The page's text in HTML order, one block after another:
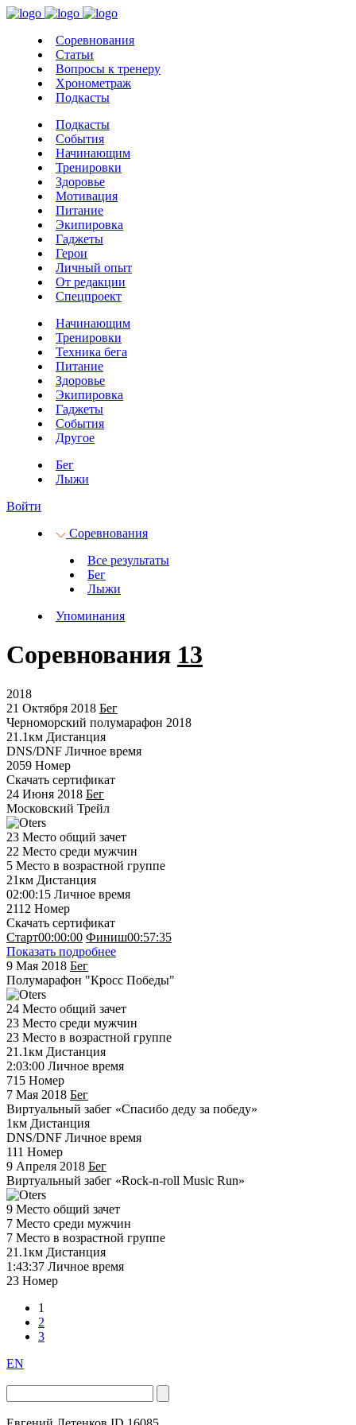
Соревнования
Статьи
Вопросы к тренеру
Хронометраж
Подкасты
Подкасты
События
Начинающим
Тренировки
Здоровье
Мотивация
Питание
Экипировка
Гаджеты
Герои
Личный опыт
От редакции
Спецпроект
Начинающим
Тренировки
Техника бега
Питание
Здоровье
Экипировка
Гаджеты
События
Другое
Бег
Лыжи
Войти
Соревнования
Все результаты
Бег
Лыжи
Упоминания
Соревнования 13
2018
21 Октября 2018 Бег
Черноморский полумарафон 2018
21.1км Дистанция
DNS/DNF Личное время
2059 Номер
Скачать сертификат
24 Июня 2018 Бег
Московский Трейл
23 Место общий зачет
22 Место среди мужчин
5 Место в возрастной группе
21км Дистанция
02:00:15 Личное время
2112 Номер
Скачать сертификат
Старт00:00:00 Финиш00:57:35
Показать подробнее
9 Мая 2018 Бег
Полумарафон "Кросс Победы"
24 Место общий зачет
23 Место среди мужчин
23 Место в возрастной группе
21.1км Дистанция
2:03:00 Личное время
715 Номер
7 Мая 2018 Бег
Виртуальный забег «Спасибо деду за победу»
1км Дистанция
DNS/DNF Личное время
111 Номер
9 Апреля 2018 Бег
Виртуальный забег «Rock-n-roll Music Run»
9 Место общий зачет
7 Место среди мужчин
7 Место в возрастной группе
21.1км Дистанция
1:43:37 Личное время
23 Номер
1
2
3
EN